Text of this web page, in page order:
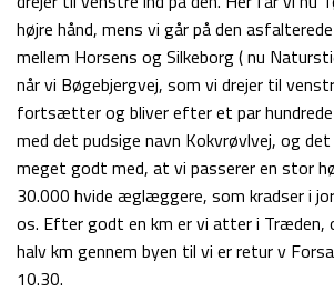
højre hånd, mens vi går på den
mellem Horsens og Silkeborg ( nu
når vi Bøgebjergvej, som vi drejer til
fortsætter og bliver efter et par
med det pudsige navn Kokvrøvlvej, og
meget godt med, at vi passerer en stor
30.000 hvide æglæggere, som kradser i
os. Efter godt en km er vi atter i Træden,
halv km gennem byen til vi er retur v
10.30.